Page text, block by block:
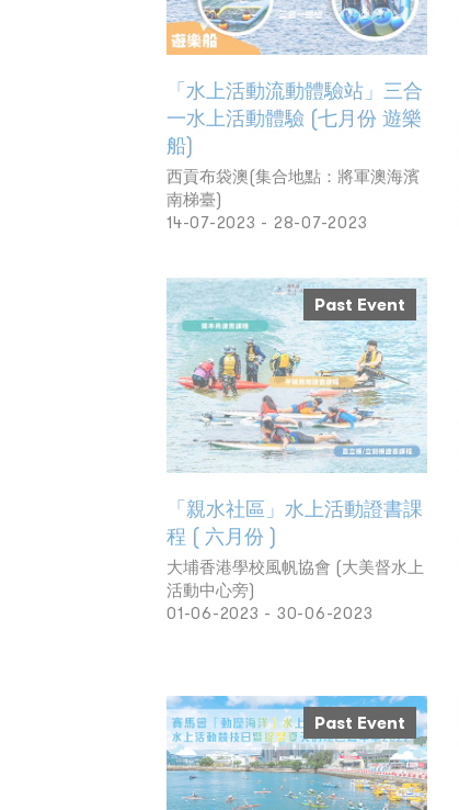
「水上活動流動體驗站」三合
一水上活動體驗 (七月份 遊樂
船)
西貢布袋澳(集合地點：將軍澳海濱
南梯臺)
14-07-2023 - 28-07-2023
Past Event
「親水社區」水上活動證書課
程 ( 六月份 )
大埔香港學校風帆協會 (大美督水上
活動中心旁)
01-06-2023 - 30-06-2023
Past Event